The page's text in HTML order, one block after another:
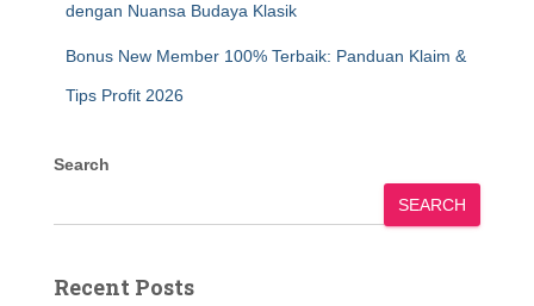
dengan Nuansa Budaya Klasik
Bonus New Member 100% Terbaik: Panduan Klaim &
Tips Profit 2026
Search
SEARCH
Recent Posts